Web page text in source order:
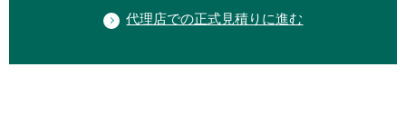
代理店での正式見積りに進む